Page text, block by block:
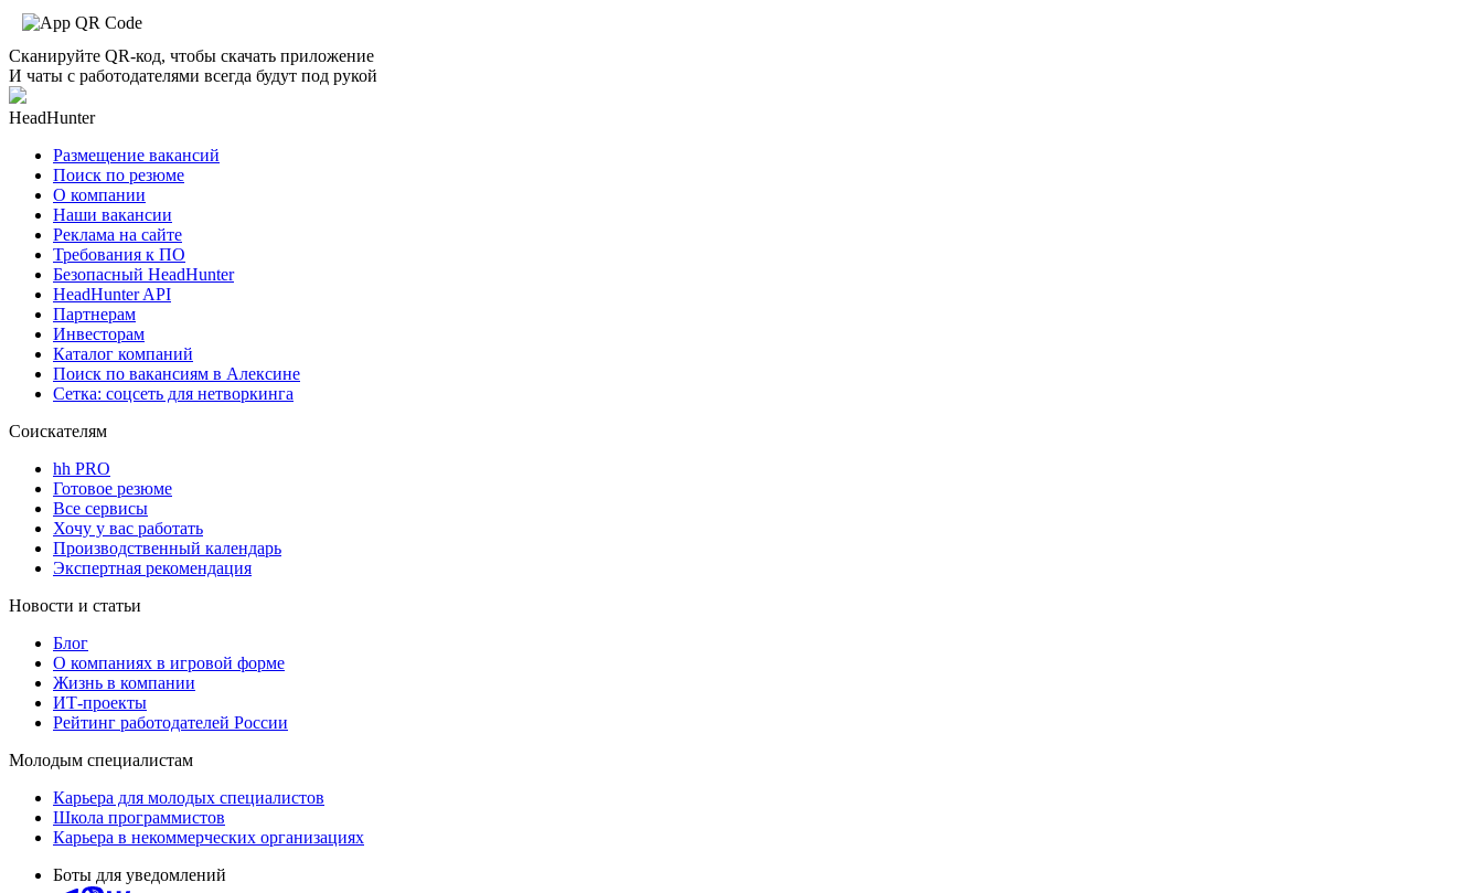
Сканируйте QR-код, чтобы скачать приложение
И чаты с работодателями всегда будут под рукой
HeadHunter
Размещение вакансий
Поиск по резюме
О компании
Наши вакансии
Реклама на сайте
Требования к ПО
Безопасный HeadHunter
HeadHunter API
Партнерам
Инвесторам
Каталог компаний
Поиск по вакансиям в Алексине
Сетка: соцсеть для нетворкинга
Соискателям
hh PRO
Готовое резюме
Все сервисы
Хочу у вас работать
Производственный календарь
Экспертная рекомендация
Новости и статьи
Блог
О компаниях в игровой форме
Жизнь в компании
ИТ-проекты
Рейтинг работодателей России
Молодым специалистам
Карьера для молодых специалистов
Школа программистов
Карьера в некоммерческих организациях
Боты для уведомлений